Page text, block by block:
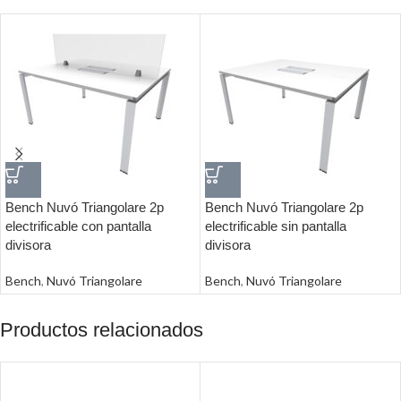
Bench Nuvó Triangolare 2p
electrificable con pantalla
divisora
Bench, Nuvó Triangolare
Bench Nuvó Triangolare 2p
electrificable sin pantalla
divisora
Bench, Nuvó Triangolare
Productos relacionados